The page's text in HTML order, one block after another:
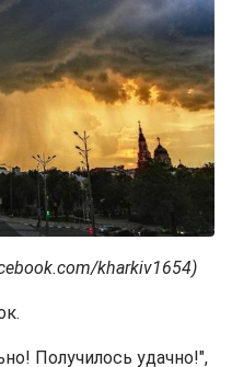
kharkiv1654)
Получилось удачно!",